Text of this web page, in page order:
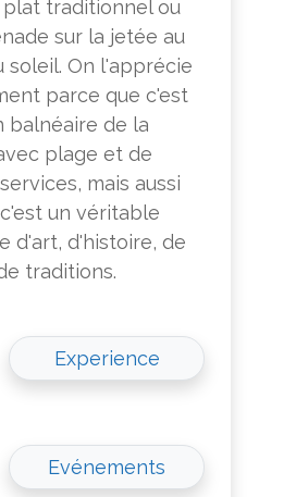
traditionnel ou
sur la jetée au
soleil. On l'apprécie
parce que c'est
balnéaire de la
plage et de
mais aussi
un véritable
d'art, d'histoire, de
traditions.
Experience
Evénements